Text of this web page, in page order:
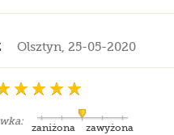
Olsztyn, 25-05-2020
zawyżona
zaniżona